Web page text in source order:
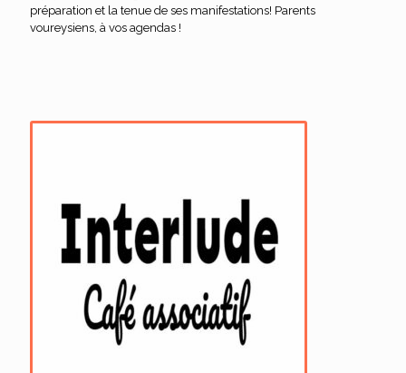
préparation et la tenue de ses manifestations! Parents
voureysiens, à vos agendas !